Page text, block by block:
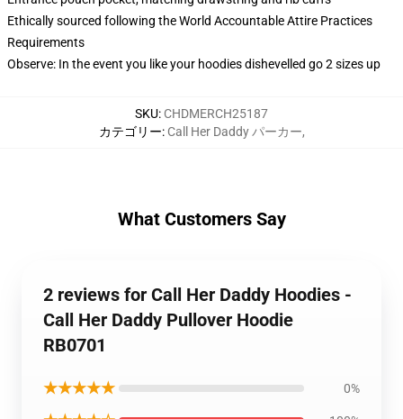
Ethically sourced following the World Accountable Attire Practices
Requirements
Observe: In the event you like your hoodies dishevelled go 2 sizes up
SKU: CHDMERCH25187
カテゴリー: Call Her Daddy パーカー,
What Customers Say
2 reviews for Call Her Daddy Hoodies -
Call Her Daddy Pullover Hoodie
RB0701
★★★★★ 0%